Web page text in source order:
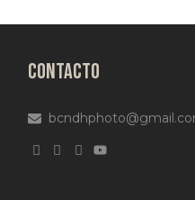
CONTACTO